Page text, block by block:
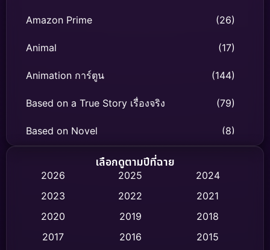
Amazon Prime (26)
Animal (17)
Animation การ์ตูน (144)
Based on a True Story เรื่องจริง (79)
Based on Novel (8)
Biography ชีวิตจริง
Classic หนังคลาสสิก (47)
Comedy ตลก (454)
เลือกดูตามปีที่ฉาย
2026 2025
2024
2023
2022
2021
2020
2019
2018
2017
2016
2015